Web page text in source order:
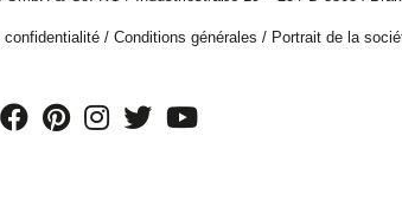
confidentialité/ Conditions générales / Portrait de la